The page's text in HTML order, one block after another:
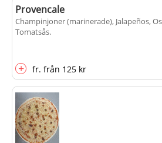
Provencale
Champinjoner (marinerade), Jalapeños,
Tomatsås.
+ fr. från 125 kr